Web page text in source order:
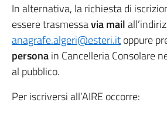
In alternativa, la richiesta di
essere trasmessavia mail
anagrafe.algeri@esteri.itoppure
personain Cancelleria Consolare
al pubblico.
Per iscriversi all’AIRE occorre: